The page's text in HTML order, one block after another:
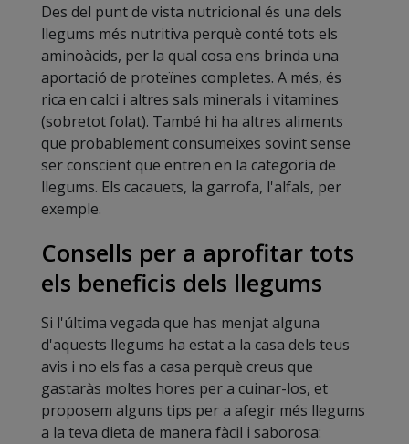
Des del punt de vista nutricional és una dels
llegums més nutritiva perquè conté tots els
aminoàcids, per la qual cosa ens brinda una
aportació de proteïnes completes. A més, és
rica en calci i altres sals minerals i vitamines
(sobretot folat). També hi ha altres aliments
que probablement consumeixes sovint sense
ser conscient que entren en la categoria de
llegums. Els cacauets, la garrofa, l'alfals, per
exemple.
Consells per a aprofitar tots
els beneficis dels llegums
Si l'última vegada que has menjat alguna
d'aquests llegums ha estat a la casa dels teus
avis i no els fas a casa perquè creus que
gastaràs moltes hores per a cuinar-los, et
proposem alguns tips per a afegir més llegums
a la teva dieta de manera fàcil i saborosa: